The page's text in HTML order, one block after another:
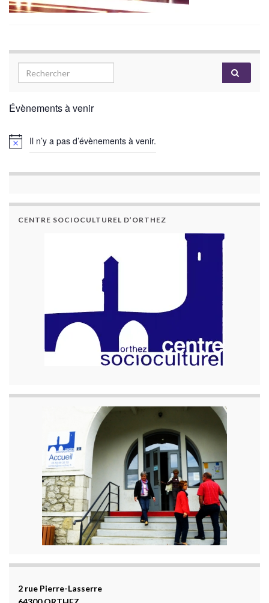
Évènements à venir
Il n’y a pas d’évènements à venir.
CENTRE SOCIOCULTUREL D’ORTHEZ
2 rue Pierre-Lasserre